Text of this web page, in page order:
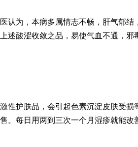
认为，本病多属情志不畅，肝气郁结
述酸涩收敛之品，易使气血不通，邪
性护肤品，会引起色素沉淀皮肤受损
。每日用两到三次一个月湿疹就能改